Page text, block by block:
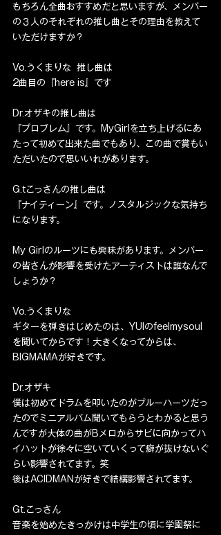
もちろん全曲おすすめだと思いますが、メンバー
の３人のそれぞれの推し曲とその理由を教えて
いただけますか？
Vo.うくまりな  推し曲は
2曲目の『here is』です
Dr.オザキの推し曲は
『プロブレム』です。MyGirlを立ち上げるにあ
たって初めて出来た曲でもあり、この曲で賞もい
ただいたので思いいれがあります。
G.tこっさんの推し曲は
『ナイティーン』です。ノスタルジックな気持ち
になります。
My Girlのルーツにも興味があります。メンバー
の皆さんが影響を受けたアーティストは誰なんで
しょうか？
Vo.うくまりな
ギターを弾きはじめたのは、YUIのfeelmysoul
を聞いてからです！大きくなってからは、
BIGMAMAが好きです。
Dr.オザキ
僕は初めてドラムを叩いたのがブルーハーツだっ
たのでミニアルバム聞いてもらうとわかると思う
んですが大体の曲がBメロからサビに向かってハ
イハットが徐々に空いていくって癖が抜けないぐ
らい影響されてます。笑
後はACIDMANが好きで結構影響されてます。
Gt.こっさん
音楽を始めたきっかけは中学生の頃に学園祭に